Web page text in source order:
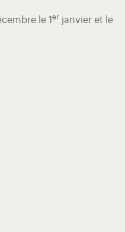
le 1 er janvier et le